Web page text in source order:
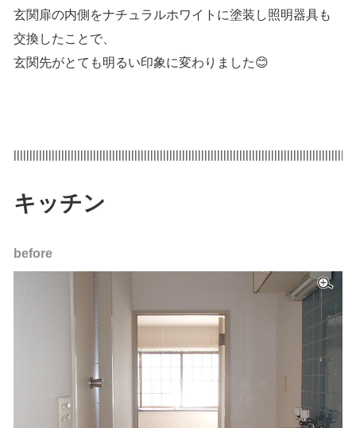
玄関扉の内側をナチュラルホワイトに塗装し照明器具も
交換したことで、
玄関先がとても明るい印象に変わりました😊
キッチン
before